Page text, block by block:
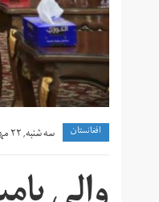
افغانستان سه شنبه, ۲۲ مهر ۱۳۹۹ ۱۷:۲۵